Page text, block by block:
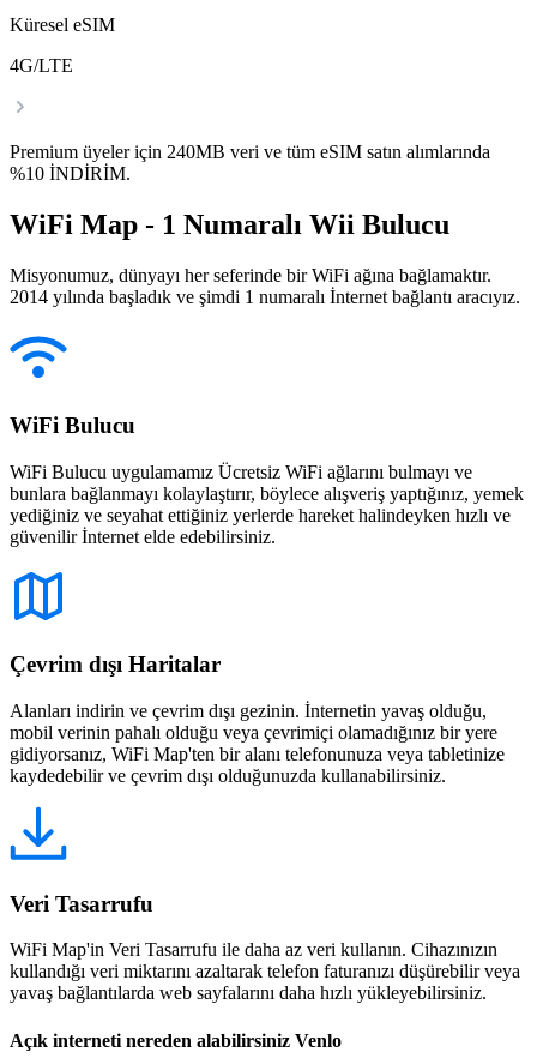
Küresel eSIM
4G/LTE
Premium üyeler için 240MB veri ve tüm eSIM satın alımlarında
%10 İNDİRİM.
WiFi Map - 1 Numaralı Wii Bulucu
Misyonumuz, dünyayı her seferinde bir WiFi ağına bağlamaktır.
2014 yılında başladık ve şimdi 1 numaralı İnternet bağlantı aracıyız.
WiFi Bulucu
WiFi Bulucu uygulamamız Ücretsiz WiFi ağlarını bulmayı ve
bunlara bağlanmayı kolaylaştırır, böylece alışveriş yaptığınız, yemek
yediğiniz ve seyahat ettiğiniz yerlerde hareket halindeyken hızlı ve
güvenilir İnternet elde edebilirsiniz.
Çevrim dışı Haritalar
Alanları indirin ve çevrim dışı gezinin. İnternetin yavaş olduğu,
mobil verinin pahalı olduğu veya çevrimiçi olamadığınız bir yere
gidiyorsanız, WiFi Map'ten bir alanı telefonunuza veya tabletinize
kaydedebilir ve çevrim dışı olduğunuzda kullanabilirsiniz.
Veri Tasarrufu
WiFi Map'in Veri Tasarrufu ile daha az veri kullanın. Cihazınızın
kullandığı veri miktarını azaltarak telefon faturanızı düşürebilir veya
yavaş bağlantılarda web sayfalarını daha hızlı yükleyebilirsiniz.
Açık interneti nereden alabilirsiniz Venlo